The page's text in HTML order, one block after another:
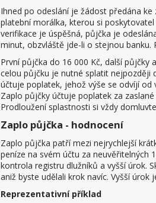
Ihned po odeslání je žádost předána
platební morálka, kterou si
verifikace je úspěšná, půjčka je
minut, obzvláště jde-li o stejnou banku.
První půjčka do 16 000 Kč, další
celou půjčku je nutné splatit nejpozději
účtuje poplatek, jehož výše se odvíjí od
Zaplo půjčky účtuje poplatek za
Prodloužení splastnosti si vždy
Zaplo půjčka - hodnocení
Zaplo půjčka patří mezi nejrychlejší
peníze na svém účtu za neuvěřitelných
kontrola registru dlužníků a vyšší úrok.
aniž byste udělali krok navíc. Vyšší
Reprezentativní příklad